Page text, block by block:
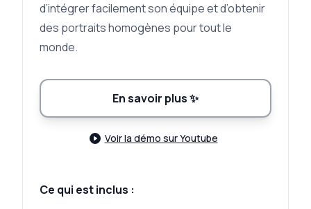
d’intégrer facilement son équipe et d’obtenir
des portraits homogènes pour tout le
monde.
En savoir plus✨
Voir la démo sur Youtube
Ce qui est inclus :